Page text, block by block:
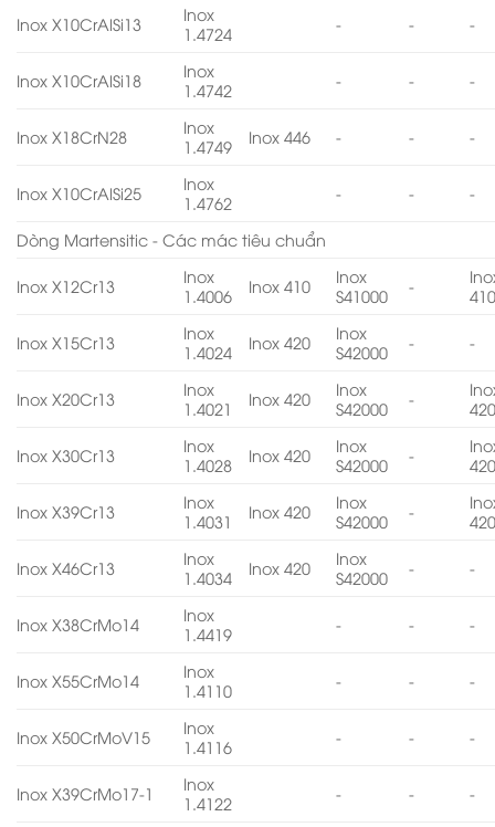
Inox X10CrAlSi13
Inox
1.4724
- - -
Inox X10CrAlSi18
Inox
1.4742
- - -
Inox X18CrN28
Inox
1.4749
Inox 446 - - -
Inox X10CrAlSi25
Inox
1.4762
- - -
Dòng Martensitic - Các mác tiêu chuẩn
Inox X12Cr13
Inox
1.4006
Inox 410
Inox
S41000
-
Inox X15Cr13
Inox
1.4024
Inox 420
Inox
S42000
- -
Inox X20Cr13
Inox
1.4021
Inox 420
Inox
S42000
-
Inox X30Cr13
Inox
1.4028
Inox 420
Inox
S42000
-
Inox X39Cr13
Inox
1.4031
Inox 420
Inox
S42000
-
Inox X46Cr13
Inox
1.4034
Inox 420
Inox
S42000
- -
Inox X38CrMo14
Inox
1.4419
- - -
Inox X55CrMo14
Inox
1.4110
- - -
Inox X50CrMoV15
Inox
1.4116
- - -
Inox X39CrMo17-1
Inox
1.4122
- - -